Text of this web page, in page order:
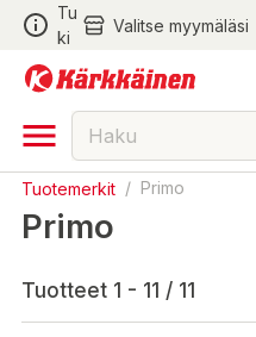
Tu
ki
Valitse myymäläsi
Tuotemerkit / Primo
Primo
Tuotteet 1 - 11 / 11